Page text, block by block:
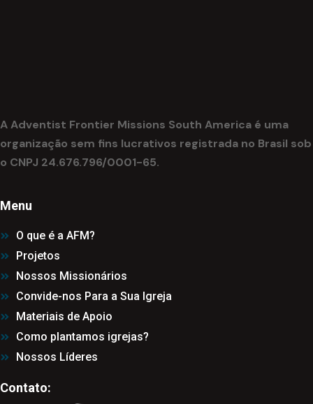
A Adventist Frontier Missions South America é uma
organização sem fins lucrativos registrada no Brasil sob
o CNPJ 24.676.796/0001-65.
Menu
O que é a AFM?
Projetos
Nossos Missionários
Convide-nos Para a Sua Igreja
Materiais de Apoio
Como plantamos igrejas?
Nossos Líderes
Contato: